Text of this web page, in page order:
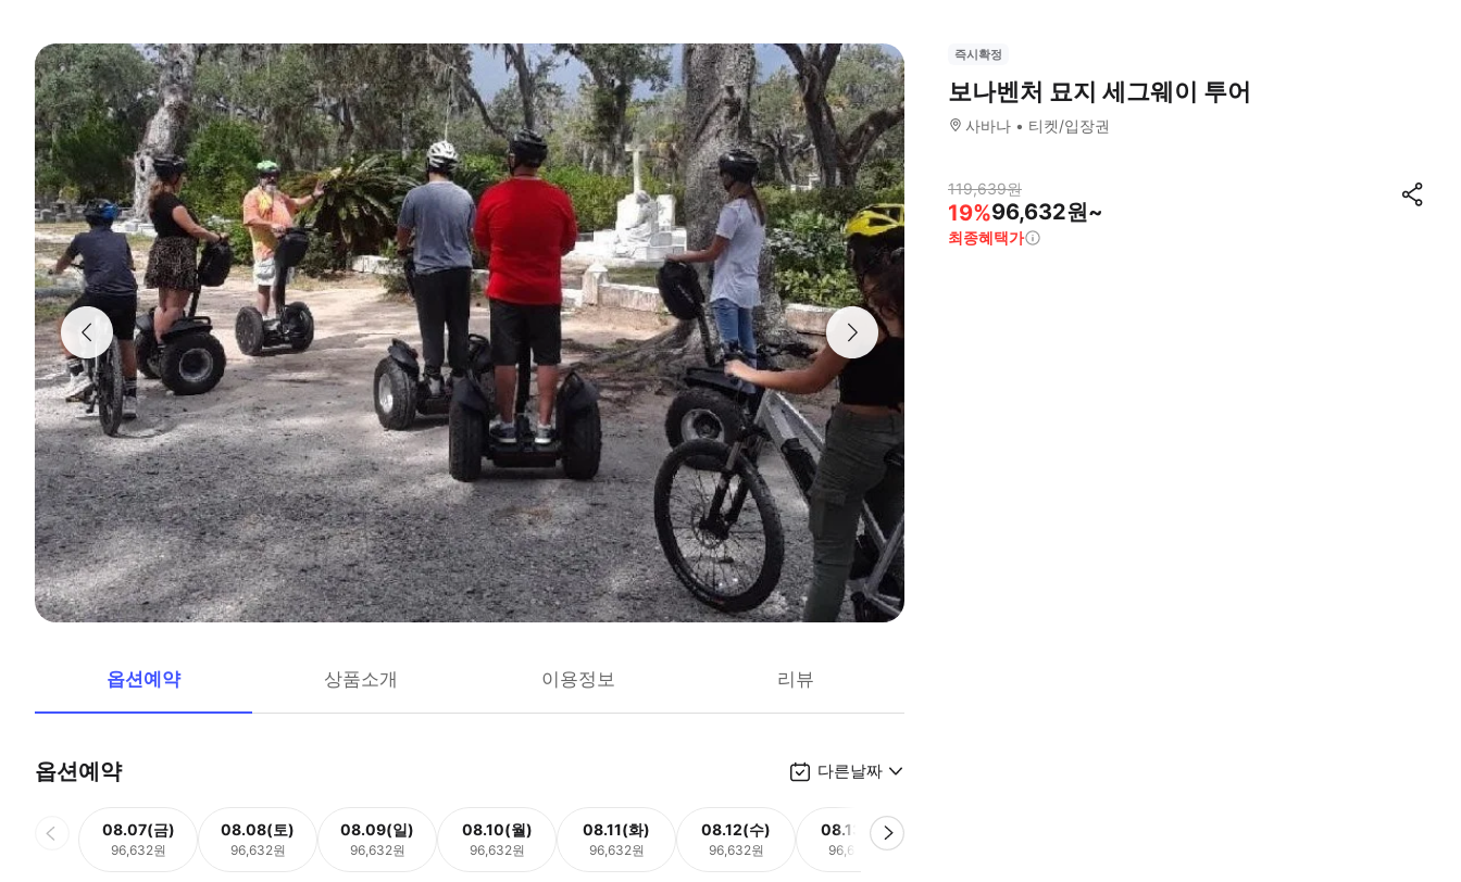
옵션예약 상품소개 이용정보 리뷰
옵션예약 다른날짜
08.07(금)
96,632원
08.08(토)
96,632원
08.09(일)
96,632원
08.10(월)
96,632원
08.11(화)
96,632원
08.12(수)
96,632원
08.13(목)
96,632원
즉시확정
보나벤처 묘지 세그웨이 투어
사바나 티켓/입장권
119,639원
19%96,632원~
최종혜택가